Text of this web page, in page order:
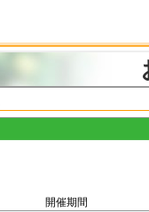
開催期間